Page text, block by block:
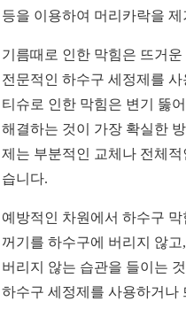
등을 이용하여 머리카락을
기름때로 인한 막힘은 뜨거
전문적인 하수구 세정제를
티슈로 인한 막힘은 변기 뚫
해결하는 것이 가장 확실한
제는 부분적인 교체나 전체
습니다.
예방적인 차원에서 하수구
꺼기를 하수구에 버리지 않
버리지 않는 습관을 들이는
하수구 세정제를 사용하거나